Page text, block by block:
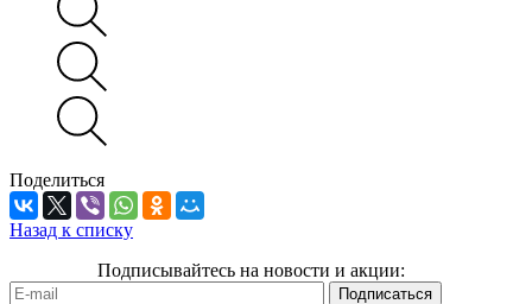
Поделиться
Назад к списку
Подписывайтесь на новости и акции: